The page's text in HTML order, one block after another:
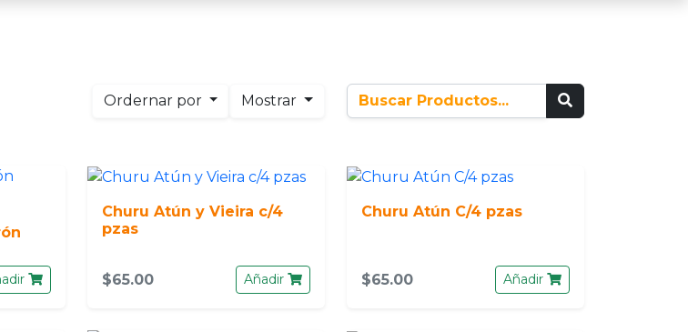
Ordernar por Mostrar
Churu Atún y Vieira c/4
pzas
$65.00 Añadir
Churu Atún C/4 pzas
$65.00 Añadir